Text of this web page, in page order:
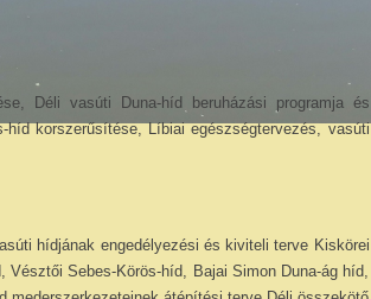
Déli vasúti Duna-híd beruházási programja és
híd korszerűsítése, Líbiai egészségtervezés, vasúti
hídjának engedélyezési és kiviteli terve Kiskörei
Sebes-Körös-híd, Bajai Simon Duna-ág híd,